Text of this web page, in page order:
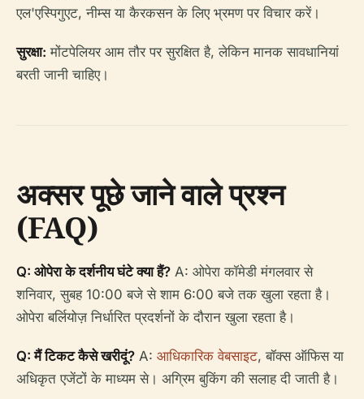
एल'एस्पिगुएट, नीम्स या कैरकसन के लिए भ्रमण पर विचार करें।
सुरक्षा: मोंटपेलियर आम तौर पर सुरक्षित है, लेकिन मानक सावधानियां
बरती जानी चाहिए।
अक्सर पूछे जाने वाले प्रश्न
(FAQ)
Q: ओपेरा के दर्शनीय घंटे क्या हैं? A: ओपेरा कॉमेडी मंगलवार से
शनिवार, सुबह 10:00 बजे से शाम 6:00 बजे तक खुला रहता है।
ओपेरा बर्लियोज़ निर्धारित प्रदर्शनों के दौरान खुला रहता है।
Q: मैं टिकट कैसे खरीदूं? A: आधिकारिक वेबसाइट, बॉक्स ऑफिस या
अधिकृत एजेंटों के माध्यम से। अग्रिम बुकिंग की सलाह दी जाती है।